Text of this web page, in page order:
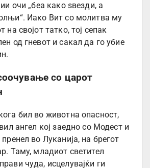
очи „беа како ѕвезди, а
Иако Вит со молитва му
на својот татко, тој сепак
од гневот и сакал да го убие
со царот
бил во животна опасност,
ангел кој заедно со Модест и
пренел во Луканија, на брегот
Таму, младиот светител
чуда, исцелувајќи ги